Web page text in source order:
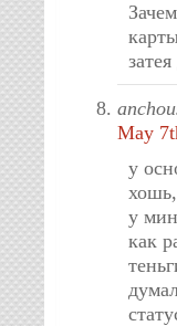
May
у
у
как